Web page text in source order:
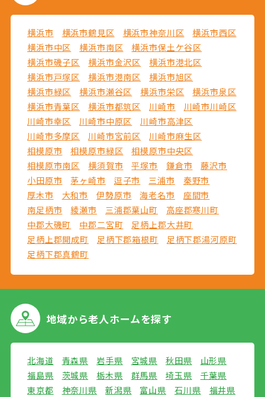
横浜市 横浜市鶴見区 横浜市神奈川区
横浜市西区
横浜市中区
横浜市南区
横浜市保土ケ谷区
横浜市磯子区
横浜市金沢区
横浜市港北区
横浜市戸塚区
横浜市港南区
横浜市旭区
横浜市緑区
横浜市瀬谷区 横浜市栄区
横浜市泉区
横浜市青葉区
横浜市都筑区 川崎市
川崎市川崎区
川崎市幸区
川崎市中原区
川崎市高津区
川崎市多摩区
川崎市宮前区
川崎市麻生区
相模原市
相模原市緑区
相模原市中央区
相模原市南区
横須賀市 平塚市 鎌倉市
藤沢市
小田原市
茅ヶ崎市 逗子市 三浦市
秦野市
厚木市
大和市 伊勢原市 海老名市
座間市
南足柄市
綾瀬市 三浦郡葉山町
高座郡寒川町
中郡大磯町
中郡二宮町
足柄上郡大井町
足柄上郡開成町
足柄下郡箱根町
足柄下郡湯河原町
足柄下郡真鶴町
地域から老人ホームを探す
北海道 青森県 岩手県 宮城県 秋田県
山形県
福島県
茨城県 栃木県 群馬県 埼玉県
千葉県
東京都
神奈川県 新潟県 富山県 石川県
福井県